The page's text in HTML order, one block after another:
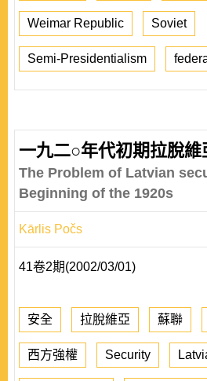
Weimar Republic Soviet
Semi-Presidentialism
一九二○年代初期拉脫
The Problem of Latvian
Beginning of the 1920s
Kārlis Počs
41卷2期(2002/03/01)
安全 拉脫維亞 蘇聯
西方強權 Security